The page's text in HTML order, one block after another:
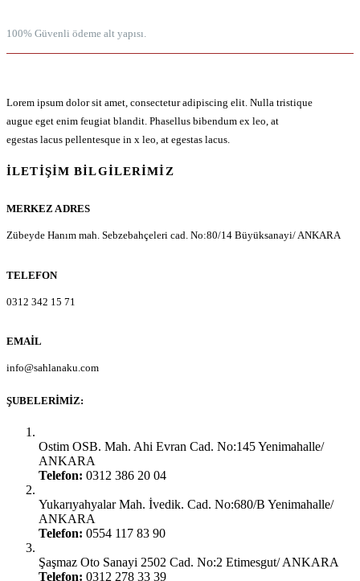
100% Güvenli ödeme alt yapısı.
Lorem ipsum dolor sit amet, consectetur adipiscing elit. Nulla tristique
augue eget enim feugiat blandit. Phasellus bibendum ex leo, at
egestas lacus pellentesque in x leo, at egestas lacus.
İLETIŞIM BILGILERIMIZ
MERKEZ ADRES
Zübeyde Hanım mah. Sebzebahçeleri cad. No:80/14 Büyüksanayi/ ANKARA
TELEFON
0312 342 15 71
EMAIL
info@sahlanaku.com
ŞUBELERIMIZ:
Ostim OSB. Mah. Ahi Evran Cad. No:145 Yenimahalle/
ANKARA
Telefon: 0312 386 20 04
Yukarıyahyalar Mah. İvedik. Cad. No:680/B Yenimahalle/
ANKARA
Telefon: 0554 117 83 90
Şaşmaz Oto Sanayi 2502 Cad. No:2 Etimesgut/ ANKARA
Telefon: 0312 278 33 39